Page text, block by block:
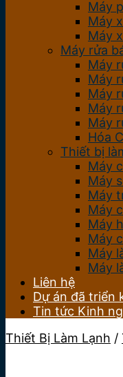
Máy
Máy
Máy
Máy rửa
Máy
Máy
Máy
Máy
Máy
Hóa
Thiết bị
Máy
Máy
Máy
Máy
Máy
Máy
Máy
Máy
Liên hệ
Dự án đã triển
Tin tức Kinh
Thiết Bị Làm Lạnh /